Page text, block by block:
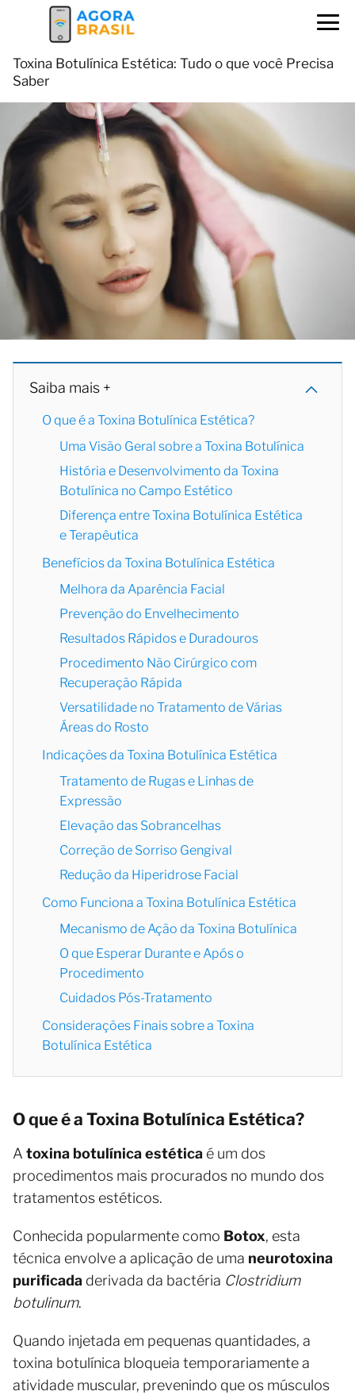
Toxina Botulínica Estética: Tudo o que você Precisa
Saber
Saiba mais +
O que é a Toxina Botulínica Estética?
Uma Visão Geral sobre a Toxina Botulínica
História e Desenvolvimento da Toxina
Botulínica no Campo Estético
Diferença entre Toxina Botulínica Estética
e Terapêutica
Benefícios da Toxina Botulínica Estética
Melhora da Aparência Facial
Prevenção do Envelhecimento
Resultados Rápidos e Duradouros
Procedimento Não Cirúrgico com
Recuperação Rápida
Versatilidade no Tratamento de Várias
Áreas do Rosto
Indicações da Toxina Botulínica Estética
Tratamento de Rugas e Linhas de
Expressão
Elevação das Sobrancelhas
Correção de Sorriso Gengival
Redução da Hiperidrose Facial
Como Funciona a Toxina Botulínica Estética
Mecanismo de Ação da Toxina Botulínica
O que Esperar Durante e Após o
Procedimento
Cuidados Pós-Tratamento
Considerações Finais sobre a Toxina
Botulínica Estética
O que é a Toxina Botulínica Estética?
A toxina botulínica estética é um dos
procedimentos mais procurados no mundo dos
tratamentos estéticos.
Conhecida popularmente como Botox, esta
técnica envolve a aplicação de uma neurotoxina
purificada derivada da bactéria Clostridium
botulinum.
Quando injetada em pequenas quantidades, a
toxina botulínica bloqueia temporariamente a
atividade muscular, prevenindo que os músculos